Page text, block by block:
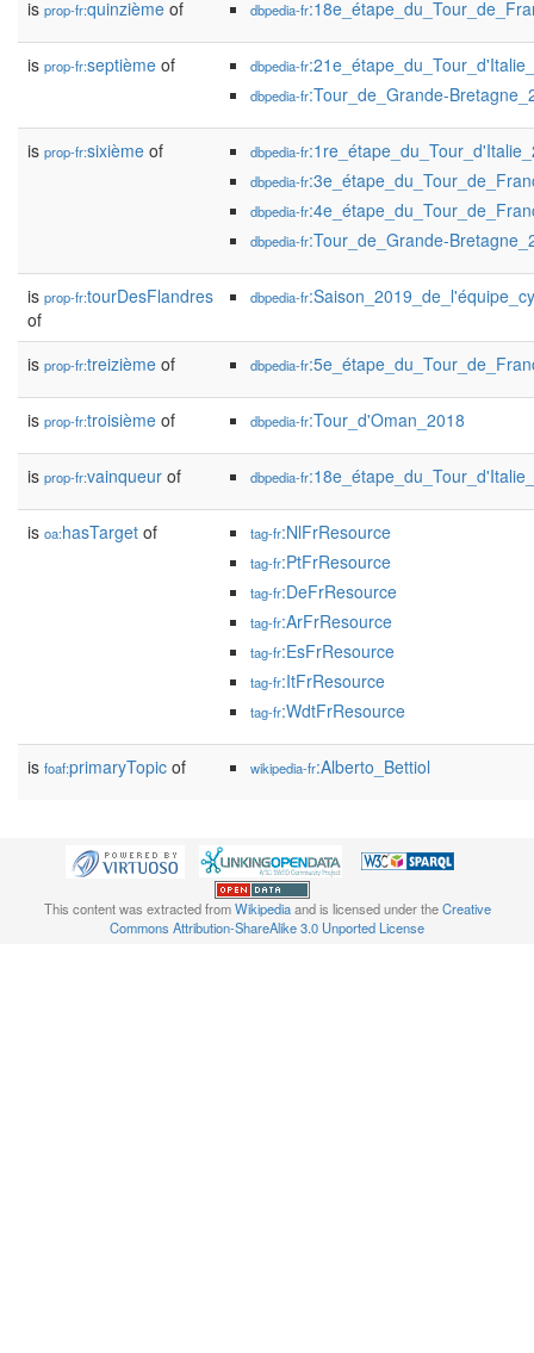
is prop-fr:quinzième of dbpedia-fr
is prop-fr:septième of dbpedia-fr
dbpedia-fr:Tour_de_Grande-
is prop-fr:sixième of dbpedia-fr
dbpedia-fr
dbpedia-fr
dbpedia-fr:Tour_de_Grande-
is prop-fr:tourDesFlandres
of
dbpedia-fr
is prop-fr:treizième of dbpedia-fr
is prop-fr:troisième of dbpedia-fr:Tour_d'Oman_2018
is prop-fr:vainqueur of dbpedia-fr
is oa:hasTarget of tag-fr:NlFrResource
tag-fr:PtFrResource
tag-fr:DeFrResource
tag-fr:ArFrResource
tag-fr:EsFrResource
tag-fr:ItFrResource
tag-fr:WdtFrResource
is foaf:primaryTopic of wikipedia-fr:Alberto_Bettiol
This content was extracted fromWikipediaand is licensed under theCreative
Commons Attribution-ShareAlike 3.0 Unported License